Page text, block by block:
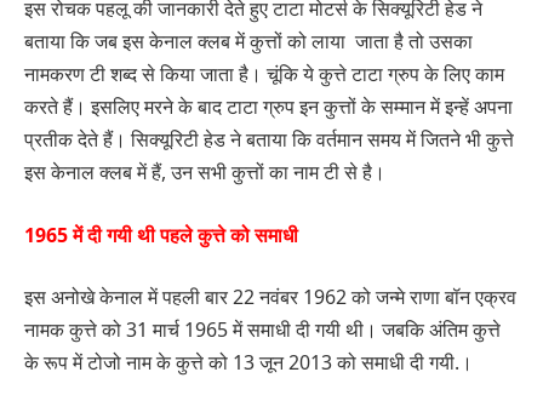
इस रोचक पहलू की जानकारी देते हुए टाटा मोटर्स के सिक्यूरिटी हेड ने
बताया कि जब इस केनाल क्लब में कुत्तों को लाया जाता है तो उसका
नामकरण टी शब्द से किया जाता है। चूंकि ये कुत्ते टाटा ग्रुप के लिए काम
करते हैं। इसलिए मरने के बाद टाटा ग्रुप इन कुत्तों के सम्मान में इन्हें अपना
प्रतीक देते हैं। सिक्यूरिटी हेड ने बताया कि वर्तमान समय में जितने भी कुत्ते
इस केनाल क्लब में हैं, उन सभी कुत्तों का नाम टी से है।
1965 में दी गयी थी पहले कुत्ते को समाधी
इस अनोखे केनाल में पहली बार 22 नवंबर 1962 को जन्मे राणा बॉन एक्रव
नामक कुत्ते को 31 मार्च 1965 में समाधी दी गयी थी। जबकि अंतिम कुत्ते
के रूप में टोजो नाम के कुत्ते को 13 जून 2013 को समाधी दी गयी.।